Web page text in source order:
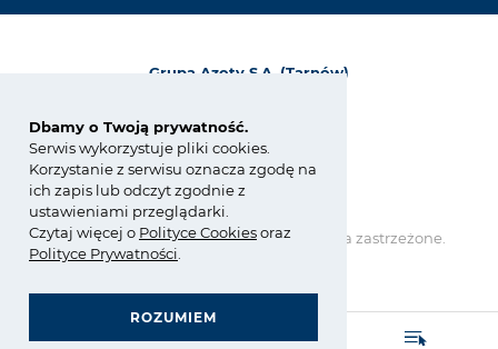
Dbamy o Twoją prywatność.
Serwis wykorzystuje pliki cookies.
Korzystanie z serwisu oznacza zgodę na
ich zapis lub odczyt zgodnie z
ustawieniami przeglądarki.
Czytaj więcej o PolityceCookiesoraz
Polityce Prywatności
ROZUMIEM
Grupa Azoty S.A. (Tarnów)
33-101 Tarnów, Polska
tel.:+48 14 637 37 37
fax: +48 14 633 07 18
tarnow@grupaazoty.com
Copyright © Grupa Azoty. Wszelkie prawa zastrzeżone.